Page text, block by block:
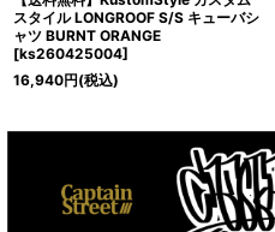
スタイル LONGROOF S/S キューバシ
ャツ BURNT ORANGE
[ks260425004]
16,940円(税込)